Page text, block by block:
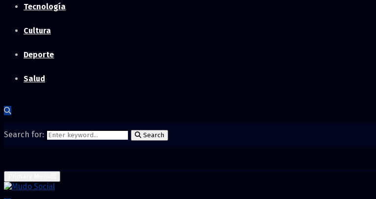
Tecnología
Cultura
Deporte
Salud
Search for: Search